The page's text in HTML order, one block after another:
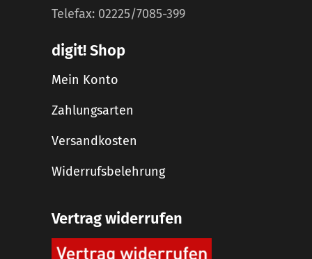
Telefax: 02225/7085-399
digit! Shop
Mein Konto
Zahlungsarten
Versandkosten
Widerrufsbelehrung
Vertrag widerrufen